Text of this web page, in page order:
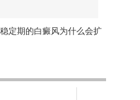
定期的白癜风为什么会扩